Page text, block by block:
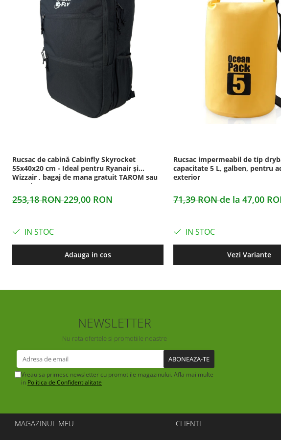
Rucsac de cabină Cabinfly Skyrocket
55x40x20 cm - Ideal pentru Ryanair și
Wizzair , bagaj de mana gratuit TAROM sau
DanAir,- 44L, Negru
253,18 RON229,00 RON
IN STOC
Adauga in cos
Rucsac impermeabil de tip
capacitate 5 L, galben, pentru
exterior
71,39 RONde la 47,00
IN STOC
Vezi Variante
NEWSLETTER
Nu rata ofertele si promotiile noastre
Vreau sa primesc newsletter cu promotiile magazinului. Afla mai multe
in Politica de Confidentialitate
MAGAZINUL MEU CLIENTI